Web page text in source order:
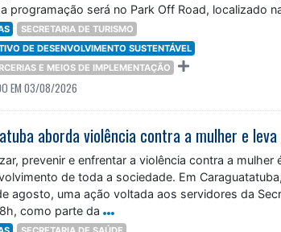
programação será no Park Off Road, localizado
SECRETARIA DE TURISMO
DE DESENVOLVIMENTO SUSTENTÁVEL
E MEIOS DE IMPLEMENTAÇÃO
EM 03/08/2026
prevenir e enfrentar a violência contra a mulher
de toda a sociedade. Em
agosto, uma ação voltada aos servidores da
como parte da